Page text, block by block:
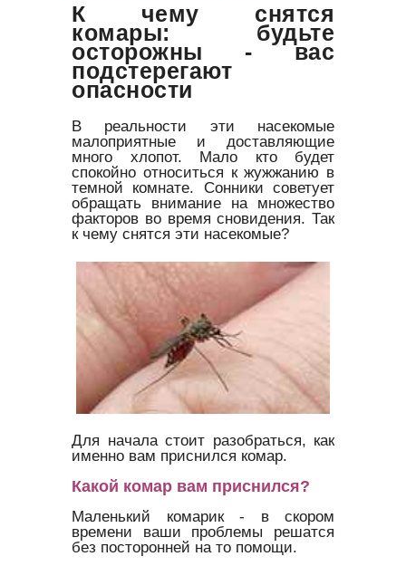
К чему снятся
комары: будьте
осторожны - вас
подстерегают
опасности
В реальности эти насекомые
малоприятные и доставляющие
много хлопот. Мало кто будет
спокойно относиться к жужжанию в
темной комнате. Сонники советует
обращать внимание на множество
факторов во время сновидения. Так
к чему снятся эти насекомые?
Для начала стоит разобраться, как
именно вам приснился комар.
Какой комар вам приснился?
Маленький комарик - в скором
времени ваши проблемы решатся
без посторонней на то помощи.